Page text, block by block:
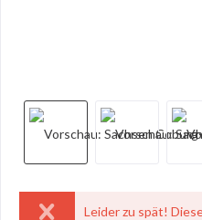
Leider zu spät!